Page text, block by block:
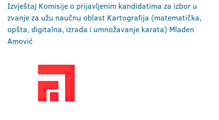
Izvještaj Komisije o prijavljenim kandidatima za izbor u
zvanje za užu naučnu oblast Kartografija (matematička,
opšta, digitalna, izrada i umnožavanje karata) Mladen
Amović